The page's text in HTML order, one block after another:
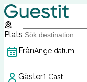
Plats
FrånAnge datum
Gäster1 Gäst